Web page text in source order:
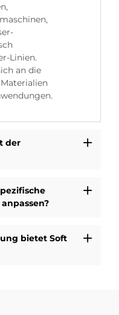
Linien.
an die
der
bietet Soft